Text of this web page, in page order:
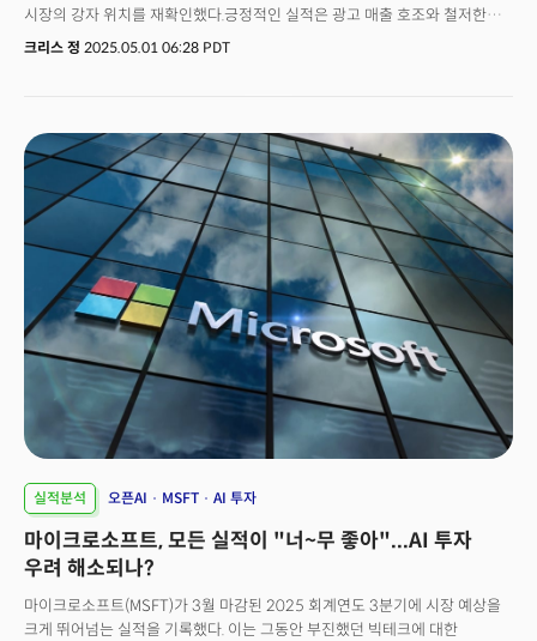
시장의 강자 위치를 재확인했다.긍정적인 실적은 광고 매출 호조와 철저한
비용 관리가 맞물린 결과로 평가됐다. 실제 1분기 실적 발표 후 메타 주가는 장
있음을 시사했다.
크리스 정 2025.05.01 06:28 PDT
실적분석 오픈AI MSFT AI 투자
마이크로소프트, 모든 실적이 "너~무 좋아"...AI 투자
우려 해소되나?
마이크로소프트(MSFT)가 3월 마감된 2025 회계연도 3분기에 시장 예상을
크게 뛰어넘는 실적을 기록했다. 이는 그동안 부진했던 빅테크에 대한